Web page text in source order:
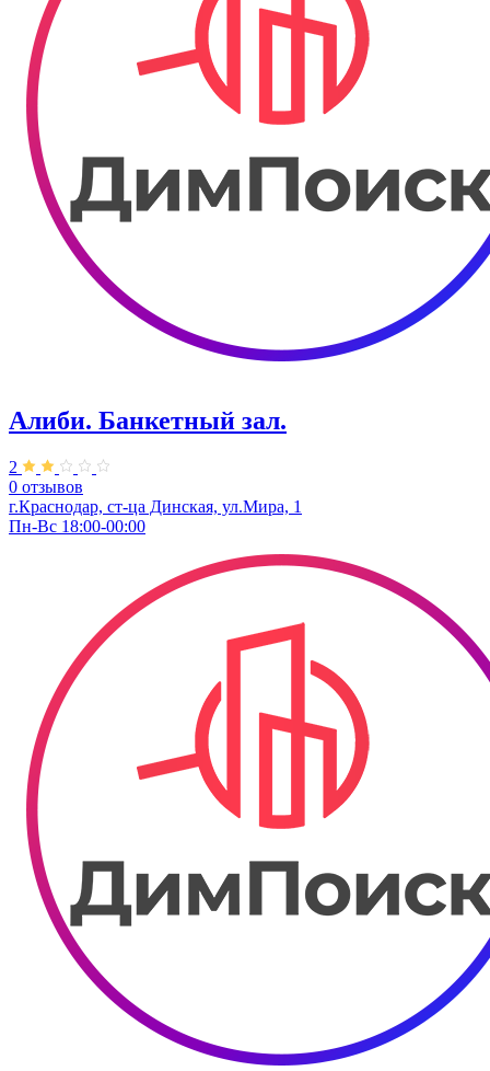
Алиби. Банкетный зал.
2
0 отзывов
г.Краснодар, ст-ца Динская, ул.Мира, 1
Пн-Вс 18:00-00:00